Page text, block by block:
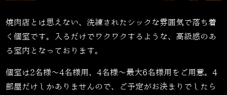
焼肉店とは思えない、洗練されたシックな雰囲気で落ち着
く個室です。入るだけでワクワクするような、高級感のあ
る室内となっております。
個室は2名様～4名様用、4名様～最大6名様用をご用意。4
部屋だけしかありませんので、ご予定がお決まりでしたら